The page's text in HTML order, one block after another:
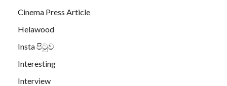
Cinema Press Article
Helawood
Insta පිටුව
Interesting
Interview